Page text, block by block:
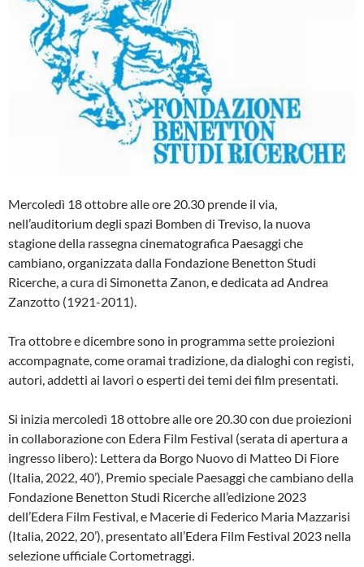
Mercoledì 18 ottobre alle ore 20.30 prende il via,
nell’auditorium degli spazi Bomben di Treviso, la nuova
stagione della rassegna cinematografica Paesaggi che
cambiano, organizzata dalla Fondazione Benetton Studi
Ricerche, a cura di Simonetta Zanon, e dedicata ad Andrea
Zanzotto (1921-2011).
Tra ottobre e dicembre sono in programma sette proiezioni
accompagnate, come oramai tradizione, da dialoghi con registi,
autori, addetti ai lavori o esperti dei temi dei film presentati.
Si inizia mercoledì 18 ottobre alle ore 20.30 con due proiezioni
in collaborazione con Edera Film Festival (serata di apertura a
ingresso libero): Lettera da Borgo Nuovo di Matteo Di Fiore
(Italia, 2022, 40’), Premio speciale Paesaggi che cambiano della
Fondazione Benetton Studi Ricerche all’edizione 2023
dell’Edera Film Festival, e Macerie di Federico Maria Mazzarisi
(Italia, 2022, 20’), presentato all’Edera Film Festival 2023 nella
selezione ufficiale Cortometraggi.